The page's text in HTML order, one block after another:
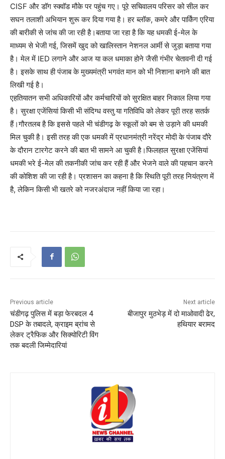
CISF और डॉग स्क्वॉड मौके पर पहुंच गए। पूरे सचिवालय परिसर को सील कर
सघन तलाशी अभियान शुरू कर दिया गया है। हर ब्लॉक, कमरे और पार्किंग एरिया
की बारीकी से जांच की जा रही है।बताया जा रहा है कि यह धमकी ई-मेल के
माध्यम से भेजी गई, जिसमें खुद को खालिस्तान नेशनल आर्मी से जुड़ा बताया गया
है। मेल में IED लगाने और आज या कल धमाका होने जैसी गंभीर चेतावनी दी गई
है। इसके साथ ही पंजाब के मुख्यमंत्री भगवंत मान को भी निशाना बनाने की बात
लिखी गई है।
एहतियातन सभी अधिकारियों और कर्मचारियों को सुरक्षित बाहर निकाल लिया गया
है। सुरक्षा एजेंसियां किसी भी संदिग्ध वस्तु या गतिविधि को लेकर पूरी तरह सतर्क
हैं।गौरतलब है कि इससे पहले भी चंडीगढ़ के स्कूलों को बम से उड़ाने की धमकी
मिल चुकी है। इसी तरह की एक धमकी में प्रधानमंत्री नरेंद्र मोदी के पंजाब दौरे
के दौरान टारगेट करने की बात भी सामने आ चुकी है।फिलहाल सुरक्षा एजेंसियां
धमकी भरे ई-मेल की तकनीकी जांच कर रही हैं और भेजने वाले की पहचान करने
की कोशिश की जा रही है। प्रशासन का कहना है कि स्थिति पूरी तरह नियंत्रण में
है, लेकिन किसी भी खतरे को नजरअंदाज नहीं किया जा रहा।
Previous article
चंडीगढ़ पुलिस में बड़ा फेरबदल 4
DSP के तबादले, क्राइम ब्रांच से
लेकर ट्रैफिक और सिक्योरिटी विंग
तक बदली जिम्मेदारियां
Next article
बीजापुर मुठभेड़ में दो माओवादी ढेर,
हथियार बरामद